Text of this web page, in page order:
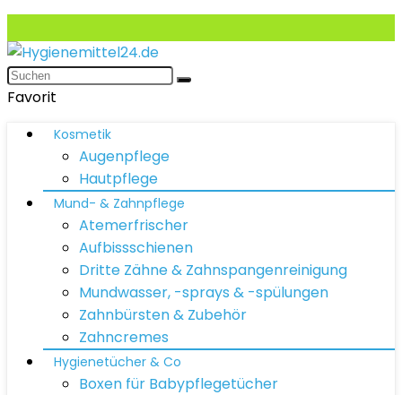
Favorit
Kosmetik
Augenpflege
Hautpflege
Mund- & Zahnpflege
Atemerfrischer
Aufbissschienen
Dritte Zähne & Zahnspangenreinigung
Mundwasser, -sprays & -spülungen
Zahnbürsten & Zubehör
Zahncremes
Hygienetücher & Co
Boxen für Babypflegetücher